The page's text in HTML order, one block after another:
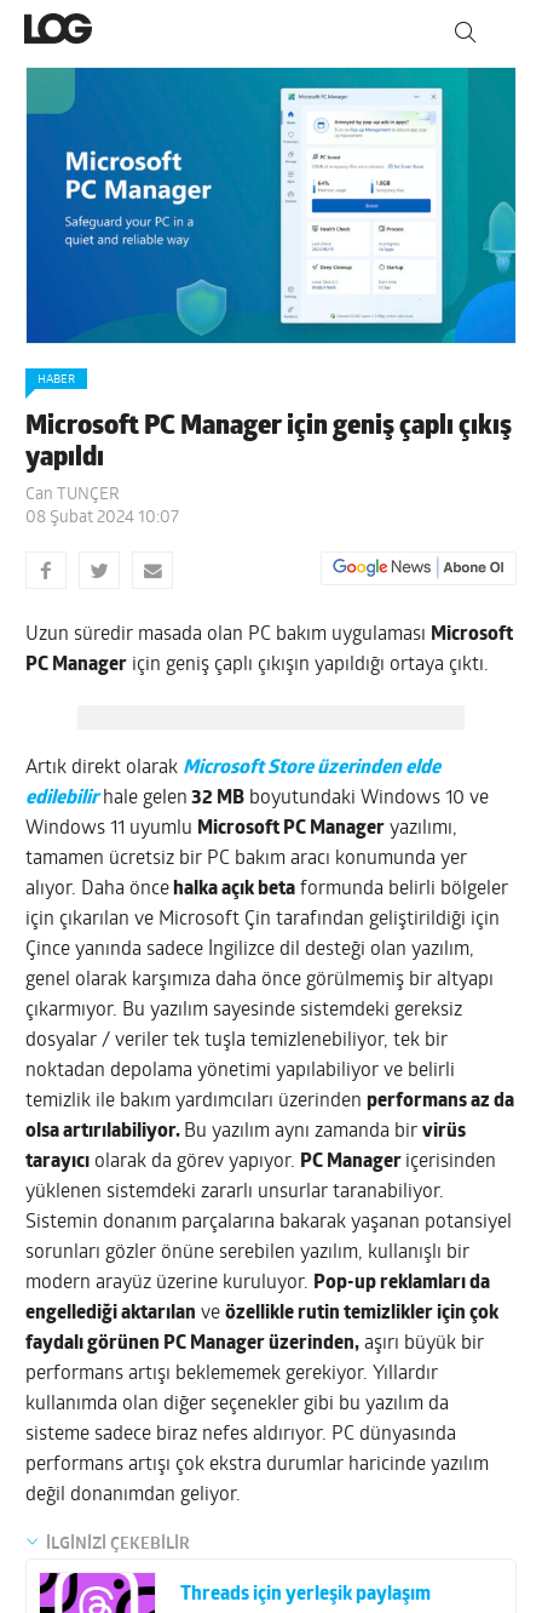
HABER
Microsoft PC Manager için geniş çaplı çıkış
yapıldı
Can TUNÇER
08 Şubat 2024 10:07
Uzun süredir masada olan PC bakım uygulaması Microsoft
PC Manager için geniş çaplı çıkışın yapıldığı ortaya çıktı.
Artık direkt olarak Microsoft Store üzerinden elde
edilebilirhale gelen 32 MB boyutundaki Windows 10 ve
Windows 11 uyumlu Microsoft PC Manager yazılımı,
tamamen ücretsiz bir PC bakım aracı konumunda yer
alıyor. Daha önce halka açık beta formunda belirli bölgeler
için çıkarılan ve Microsoft Çin tarafından geliştirildiği için
Çince yanında sadece İngilizce dil desteği olan yazılım,
genel olarak karşımıza daha önce görülmemiş bir altyapı
çıkarmıyor. Bu yazılım sayesinde sistemdeki gereksiz
dosyalar / veriler tek tuşla temizlenebiliyor, tek bir
noktadan depolama yönetimi yapılabiliyor ve belirli
temizlik ile bakım yardımcıları üzerindenperformans az da
olsa artırılabiliyor. Bu yazılım aynı zamanda birvirüs
tarayıcı olarak da görev yapıyor. PC Manager içerisinden
yüklenen sistemdeki zararlı unsurlar taranabiliyor.
Sistemin donanım parçalarına bakarak yaşanan potansiyel
sorunları gözler önüne serebilen yazılım, kullanışlı bir
modern arayüz üzerine kuruluyor. Pop-up reklamları da
engellediği aktarılan veözellikle rutin temizlikler için çok
faydalı görünen PC Manager üzerinden, aşırı büyük bir
performans artışı beklememek gerekiyor. Yıllardır
kullanımda olan diğer seçenekler gibi bu yazılım da
sisteme sadece biraz nefes aldırıyor. PC dünyasında
performans artışı çok ekstra durumlar haricinde yazılım
değil donanımdan geliyor.
İLGİNİZİ ÇEKEBİLİR
Threads için yerleşik paylaşım